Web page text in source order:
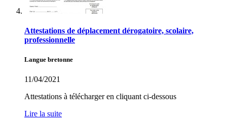
Attestations de déplacement dérogatoire, scolaire,
professionnelle
Langue bretonne
11/04/2021
Attestations à télécharger en cliquant ci-dessous
Lire la suite